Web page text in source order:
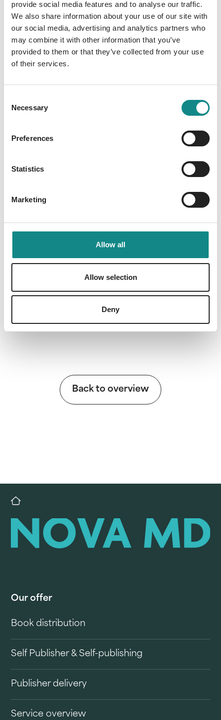
provide social media features and to analyse our traffic.
We also share information about your use of our site with
our social media, advertising and analytics partners who
may combine it with other information that you’ve
provided to them or that they’ve collected from your use
of their services.
Selection
Necessary
Preferences
Statistics
Marketing
Allow all
Allow selection
Deny
glaubt die Wahrheit für immer begraben zu
können. Zons 1506: Mitten im Wald liegt der
leblose Körper einer Frau, grausam
zugerichtet. Stadtsoldat Bastian Mühlenberg
bringt die Tote zum Wundarzt von Zons,
kann. Doch als er wenig später zurückkehrt,
verschwunden. Noch während Bastian nach
gestohlen, diesmal aus der Kirche. Angst und
sich beeilen, den Verbleib der Toten zu klären.
verbirgt sich hinter diesen düsteren Taten?
Das dunkle Geheimnis, das Zons heimsucht,
Information
Back to overview
Our offer
Book distribution
Self Publisher & Self-publishing
Publisher delivery
Service overview